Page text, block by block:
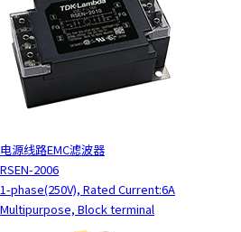
电源线路EMC滤波器
RSEN-2006
1-phase(250V), Rated Current:6A
Multipurpose, Block terminal